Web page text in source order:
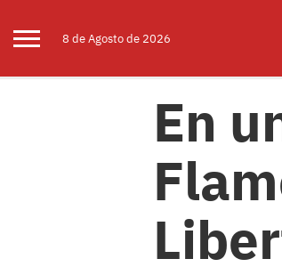
8 deAgostode 2026
En